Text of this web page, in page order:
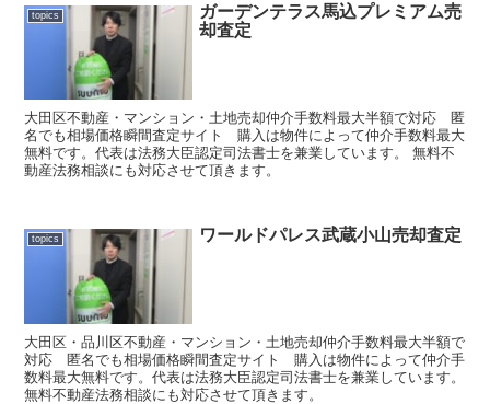
topics
ガーデンテラス馬込プレミアム売
却査定
大田区不動産・マンション・土地売却仲介手数料最大半額で対応 匿
名でも相場価格瞬間査定サイト 購入は物件によって仲介手数料最大
無料です。代表は法務大臣認定司法書士を兼業しています。 無料不
動産法務相談にも対応させて頂きます。
topics ワールドパレス武蔵小山売却査定
大田区・品川区不動産・マンション・土地売却仲介手数料最大半額で
対応 匿名でも相場価格瞬間査定サイト 購入は物件によって仲介手
数料最大無料です。代表は法務大臣認定司法書士を兼業しています。
無料不動産法務相談にも対応させて頂きます。